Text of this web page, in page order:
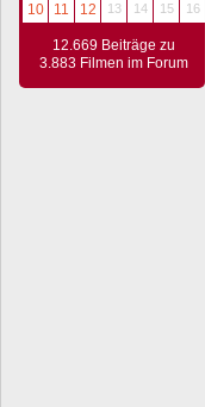
10
11 12 13 14 15 16
12.669 Beiträge zu
3.883 Filmen im Forum